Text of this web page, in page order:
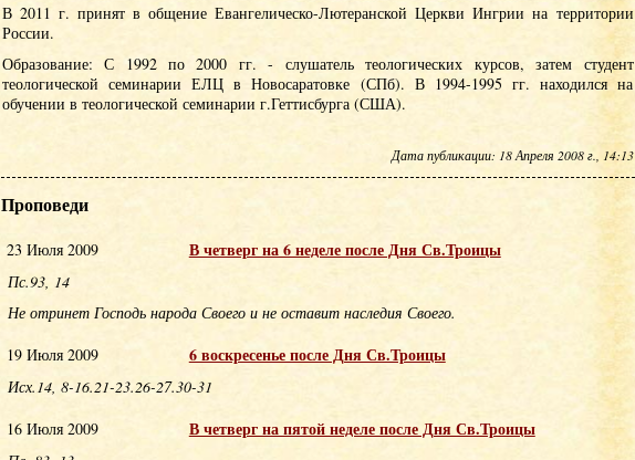
В 2011 г. принят в общение Евангелическо-Лютеранской Церкви Ингрии на территории
России.
Образование: С 1992 по 2000 гг. - слушатель теологических курсов, затем студент
теологической семинарии ЕЛЦ в Новосаратовке (СПб). В 1994-1995 гг. находился на
обучении в теологической семинарии г.Геттисбурга (США).
Дата публикации: 18 Апреля 2008 г., 14:13
Проповеди
23 Июля 2009 В четверг на 6 неделе после Дня Св.Троицы
Пс.93, 14
Не отринет Господь народа Своего и не оставит наследия Своего.
19 Июля 2009
6 воскресенье после Дня Св.Троицы
Исх.14, 8-16.21-23.26-27.30-31
16 Июля 2009
В четверг на пятой неделе после Дня Св.Троицы